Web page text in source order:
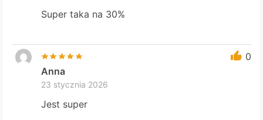
Super taka na 30%
0
Anna
23 stycznia 2026
Jest super